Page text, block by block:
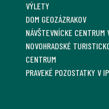
VÝLETY
DOM GEOZÁZRAKOV
NÁVŠTEVNÍCKE CENTRUM
NOVOHRADSKÉ
CENTRUM
PRAVEKÉ POZOSTATKY V